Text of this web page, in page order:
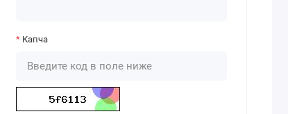
Капча